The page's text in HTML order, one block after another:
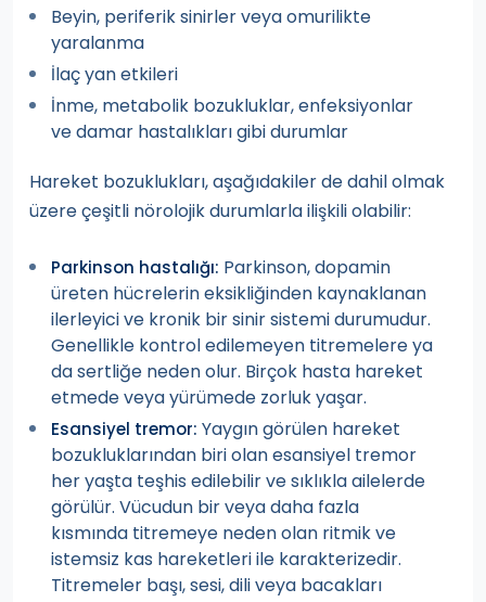
Beyin, periferik sinirler veya omurilikte
yaralanma
İlaç yan etkileri
İnme, metabolik bozukluklar, enfeksiyonlar
ve damar hastalıkları gibi durumlar
Hareket bozuklukları, aşağıdakiler de dahil olmak
üzere çeşitli nörolojik durumlarla ilişkili olabilir:
Parkinson hastalığı: Parkinson, dopamin
üreten hücrelerin eksikliğinden kaynaklanan
ilerleyici ve kronik bir sinir sistemi durumudur.
Genellikle kontrol edilemeyen titremelere ya
da sertliğe neden olur. Birçok hasta hareket
etmede veya yürümede zorluk yaşar.
Esansiyel tremor: Yaygın görülen hareket
bozukluklarından biri olan esansiyel tremor
her yaşta teşhis edilebilir ve sıklıkla ailelerde
görülür. Vücudun bir veya daha fazla
kısmında titremeye neden olan ritmik ve
istemsiz kas hareketleri ile karakterizedir.
Titremeler başı, sesi, dili veya bacakları